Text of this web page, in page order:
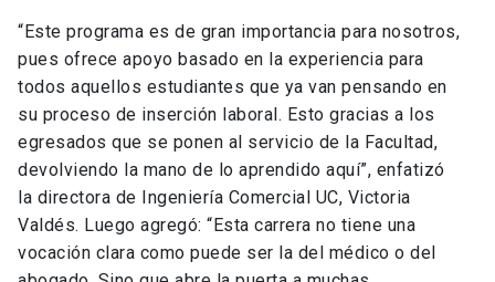
“Este programa es de gran importancia para nosotros,
pues ofrece apoyo basado en la experiencia para
todos aquellos estudiantes que ya van pensando en
su proceso de inserción laboral. Esto gracias a los
egresados que se ponen al servicio de la Facultad,
devolviendo la mano de lo aprendido aquí”, enfatizó
la directora de Ingeniería Comercial UC, Victoria
Valdés. Luego agregó: “Esta carrera no tiene una
vocación clara como puede ser la del médico o del